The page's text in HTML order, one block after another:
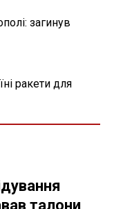
загинув
ракети для
талони